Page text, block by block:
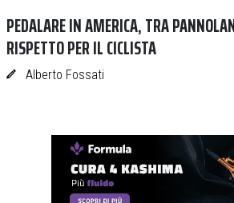
PEDALARE IN AMERICA, TRA
RISPETTO PER IL CICLISTA
Alberto Fossati